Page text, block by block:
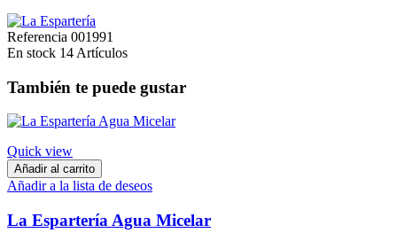
Referencia 001991
En stock 14 Artículos
También te puede gustar
Quick view
Añadir al carrito
Añadir a la lista de deseos
La Espartería Agua Micelar